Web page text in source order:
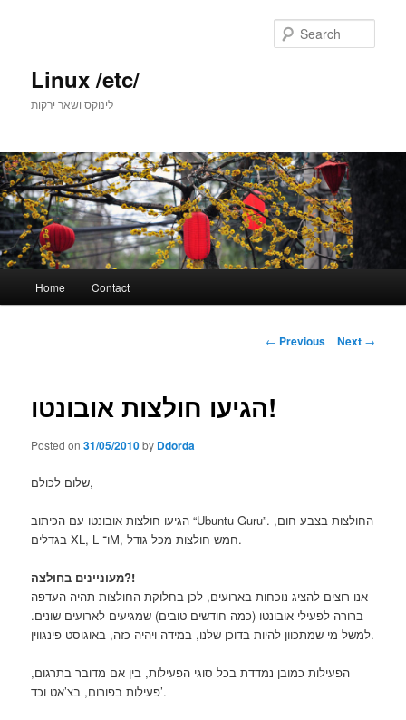
Linux /etc/
לינוקס ושאר ירקות
Home Contact
Post
← Previous Next →
הגיעו חולצות אובונטו!
Posted on31/05/2010by Ddorda
שלום לכולם,
הגיעו חולצות אובונטו עם הכיתוב “Ubuntu Guru”. החולצות בצבע חום,
בגדלים XL, L ו־M, חמש חולצות מכל גודל.
מעוניינים בחולצה?!
אנו רוצים להציג נוכחות בארועים, לכן בחלוקת החולצות תהיה העדפה
ברורה לפעילי אובונטו (כמה חודשים טובים) שמגיעים לארועים שונים.
למשל מי שמתכוון להיות בדוכן שלנו, במידה ויהיה כזה, באוגוסט פינגווין.
הפעילות כמובן נמדדת בכל סוגי הפעילות, בין אם מדובר בתרגום,
פעילות בפורום, בצ’אט וכד’.